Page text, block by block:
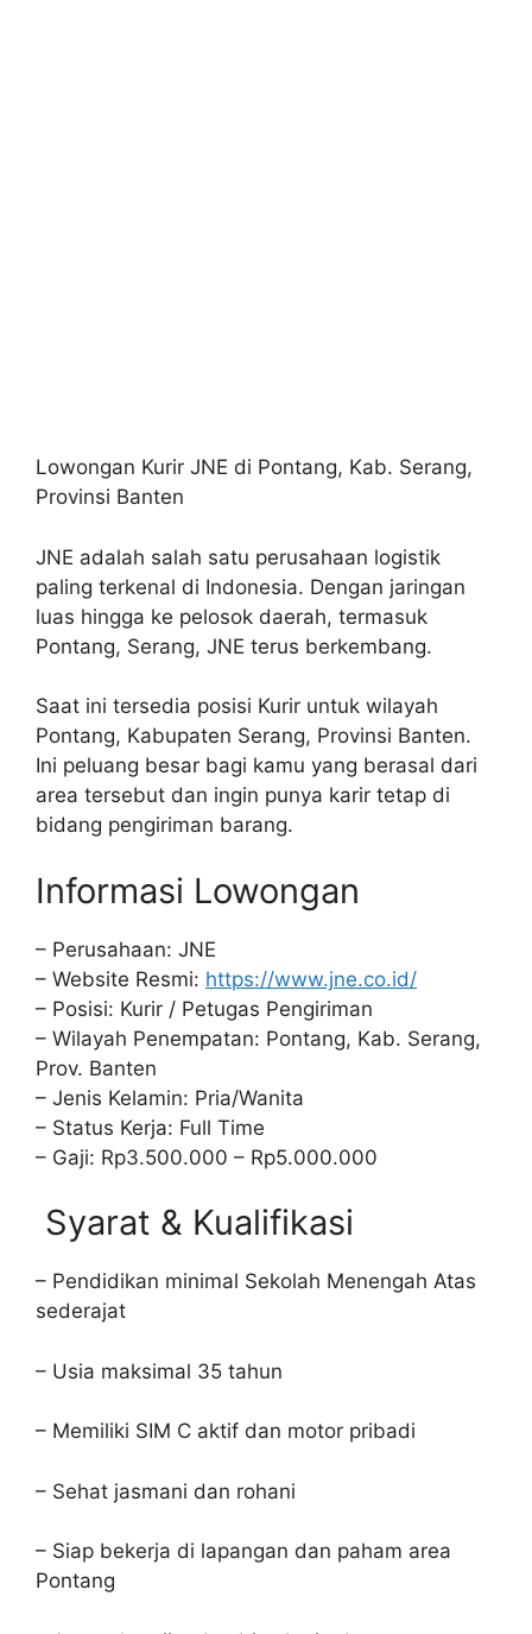
Lowongan Kurir JNE di Pontang, Kab. Serang,
Provinsi Banten
JNE adalah salah satu perusahaan logistik
paling terkenal di Indonesia. Dengan jaringan
luas hingga ke pelosok daerah, termasuk
Pontang, Serang, JNE terus berkembang.
Saat ini tersedia posisi Kurir untuk wilayah
Pontang, Kabupaten Serang, Provinsi Banten.
Ini peluang besar bagi kamu yang berasal dari
area tersebut dan ingin punya karir tetap di
bidang pengiriman barang.
Informasi Lowongan
– Perusahaan: JNE
– Website Resmi: https://www.jne.co.id/
– Posisi: Kurir / Petugas Pengiriman
– Wilayah Penempatan: Pontang, Kab. Serang,
Prov. Banten
– Jenis Kelamin: Pria/Wanita
– Status Kerja: Full Time
– Gaji: Rp3.500.000 – Rp5.000.000
Syarat & Kualifikasi
– Pendidikan minimal Sekolah Menengah Atas
sederajat
– Usia maksimal 35 tahun
– Memiliki SIM C aktif dan motor pribadi
– Sehat jasmani dan rohani
– Siap bekerja di lapangan dan paham area
Pontang